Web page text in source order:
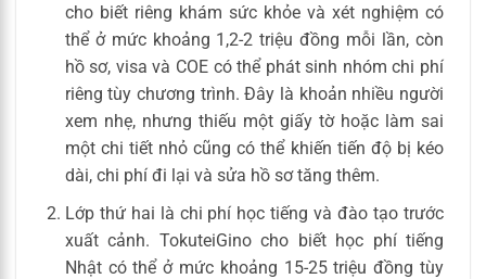
cho biết riêng khám sức khỏe và xét nghiệm có
thể ở mức khoảng 1,2-2 triệu đồng mỗi lần, còn
hồ sơ, visa và COE có thể phát sinh nhóm chi phí
riêng tùy chương trình. Đây là khoản nhiều người
xem nhẹ, nhưng thiếu một giấy tờ hoặc làm sai
một chi tiết nhỏ cũng có thể khiến tiến độ bị kéo
dài, chi phí đi lại và sửa hồ sơ tăng thêm.
Lớp thứ hai là chi phí học tiếng và đào tạo trước
xuất cảnh. TokuteiGino cho biết học phí tiếng
Nhật có thể ở mức khoảng 15-25 triệu đồng tùy